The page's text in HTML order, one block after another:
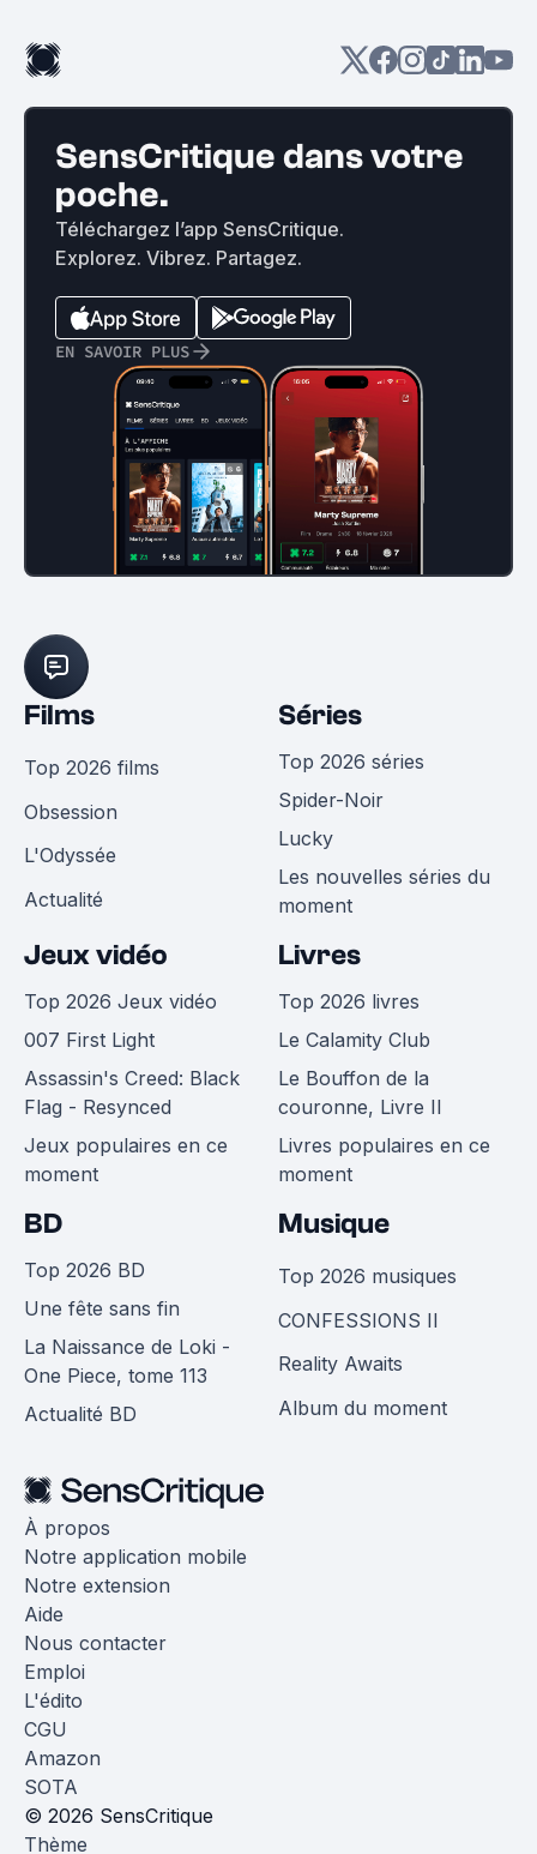
SensCritique dans votre
poche.
Téléchargez l’app SensCritique.
Explorez. Vibrez. Partagez.
EN SAVOIR PLUS
Films
Top 2026 films
Obsession
L'Odyssée
Actualité
Séries
Top 2026 séries
Spider-Noir
Lucky
Les nouvelles séries du
moment
Jeux vidéo
Top 2026 Jeux vidéo
007 First Light
Assassin's Creed: Black
Flag - Resynced
Jeux populaires en ce
moment
Livres
Top 2026 livres
Le Calamity Club
Le Bouffon de la
couronne, Livre II
Livres populaires en ce
moment
BD
Top 2026 BD
Une fête sans fin
La Naissance de Loki -
One Piece, tome 113
Actualité BD
Musique
Top 2026 musiques
CONFESSIONS II
Reality Awaits
Album du moment
À propos
Notre application mobile
Notre extension
Aide
Nous contacter
Emploi
L'édito
CGU
Amazon
SOTA
© 2026 SensCritique
Thème